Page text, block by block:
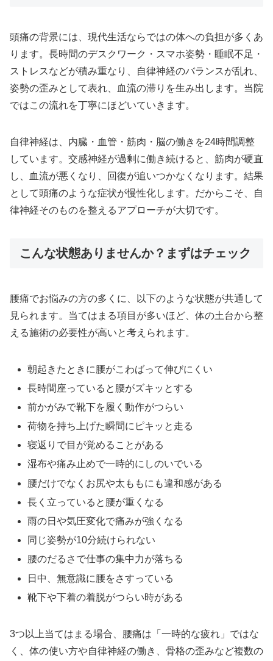
頭痛の背景には、現代生活ならではの体への負担が多くあ
ります。長時間のデスクワーク・スマホ姿勢・睡眠不足・
ストレスなどが積み重なり、自律神経のバランスが乱れ、
姿勢の歪みとして表れ、血流の滞りを生み出します。当院
ではこの流れを丁寧にほどいていきます。
自律神経は、内臓・血管・筋肉・脳の働きを24時間調整
しています。交感神経が過剰に働き続けると、筋肉が硬直
し、血流が悪くなり、回復が追いつかなくなります。結果
として頭痛のような症状が慢性化します。だからこそ、自
律神経そのものを整えるアプローチが大切です。
こんな状態ありませんか？まずはチェック
腰痛でお悩みの方の多くに、以下のような状態が共通して
見られます。当てはまる項目が多いほど、体の土台から整
える施術の必要性が高いと考えられます。
朝起きたときに腰がこわばって伸びにくい
長時間座っていると腰がズキッとする
前かがみで靴下を履く動作がつらい
荷物を持ち上げた瞬間にピキッと走る
寝返りで目が覚めることがある
湿布や痛み止めで一時的にしのいでいる
腰だけでなくお尻や太ももにも違和感がある
長く立っていると腰が重くなる
雨の日や気圧変化で痛みが強くなる
同じ姿勢が10分続けられない
腰のだるさで仕事の集中力が落ちる
日中、無意識に腰をさすっている
靴下や下着の着脱がつらい時がある
3つ以上当てはまる場合、腰痛は「一時的な疲れ」ではな
く、体の使い方や自律神経の働き、骨格の歪みなど複数の